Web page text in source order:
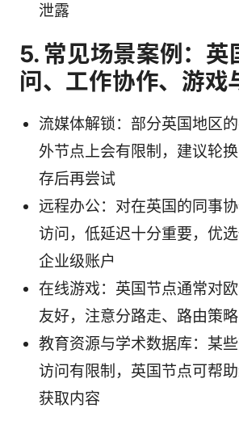
泄露
5. 常见场景案例：英
问、工作协作、游戏
流媒体解锁：部分英国地区
外节点上会有限制，建议轮
存后再尝试
远程办公：对在英国的同事
访问，低延迟十分重要，优
企业级账户
在线游戏：英国节点通常对
友好，注意分路走、路由策略
教育资源与学术数据库：某
访问有限制，英国节点可帮
获取内容